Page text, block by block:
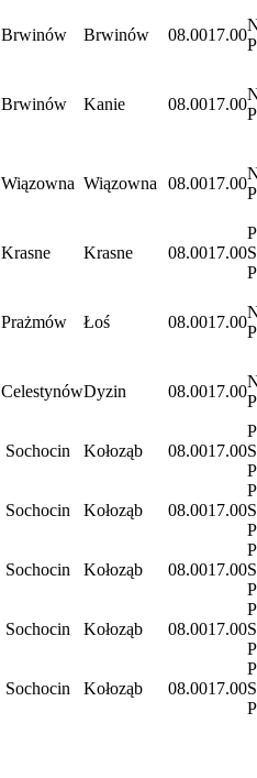
Brwinów Brwinów 08.0017.00
Brwinów Kanie 08.0017.00
Wiązowna Wiązowna 08.0017.00
Krasne Krasne 08.0017.00
Prażmów Łoś 08.0017.00
CelestynówDyzin 08.0017.00
Sochocin Kołoząb 08.0017.00
Sochocin Kołoząb 08.0017.00
Sochocin Kołoząb 08.0017.00
Sochocin Kołoząb 08.0017.00
Sochocin Kołoząb 08.0017.00